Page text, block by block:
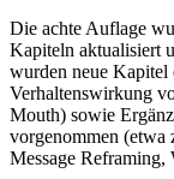
Die achte Auflage
Kapiteln aktualisiert
wurden neue Kapitel
Verhaltenswirkung
Mouth) sowie
vorgenommen
Message